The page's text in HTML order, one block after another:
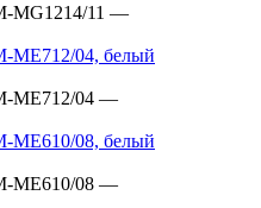
MG1214/11 —
ME712/04, белый
ME712/04 —
ME610/08, белый
ME610/08 —